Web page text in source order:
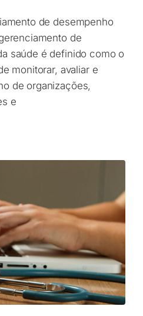
de desempenho
de
saúde é definido como o
monitorar, avaliar e
de organizações,
e